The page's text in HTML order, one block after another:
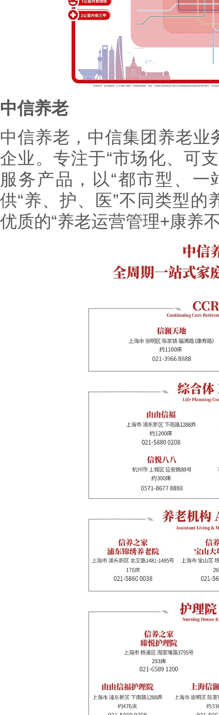
中信养老
中信养老，中信集团养老
企业。专注于“市场化、可
服务产品，以“都市型、
供“养、护、医”不同类型
优质的“养老运营管理+康养